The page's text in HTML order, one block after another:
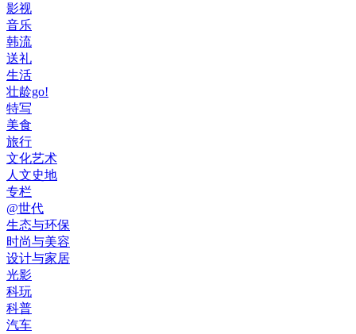
影视
音乐
韩流
送礼
生活
壮龄go!
特写
美食
旅行
文化艺术
人文史地
专栏
@世代
生态与环保
时尚与美容
设计与家居
光影
科玩
科普
汽车